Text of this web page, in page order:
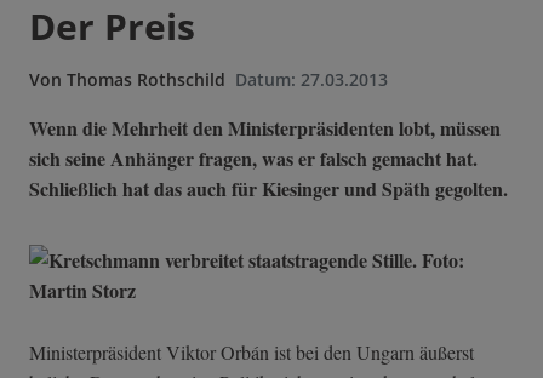
Der Preis
Von Thomas Rothschild Datum: 27.03.2013
Wenn die Mehrheit den Ministerpräsidenten lobt, müssen
sich seine Anhänger fragen, was er falsch gemacht hat.
Schließlich hat das auch für Kiesinger und Späth gegolten.
Ministerpräsident Viktor Orbán ist bei den Ungarn äußerst